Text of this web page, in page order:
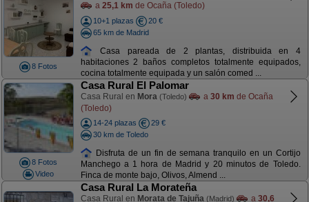
8 Fotos
a 25,1 km de Ocaña (Toledo)
10+1 plazas
20 €
65 km de Madrid
Casa pareada de 2 plantas, distribuida en 4
habitaciones 2 baños completos totalmente equipados,
cocina totalmente equipada y un salón comed ...
8 Fotos
Video
Casa Rural El Palomar
Casa Rural en Mora (Toledo) a 30 km de Ocaña
(Toledo)
14-24 plazas
29 €
30 km de Toledo
Disfruta de un fin de semana tranquilo en un Cortijo
Manchego a 1 hora de Madrid y 20 minutos de Toledo.
Finca de monte bajo, Olivos, Almend ...
Casa Rural La Morateña
Casa Rural en Morata de Tajuña (Madrid) a 30,6